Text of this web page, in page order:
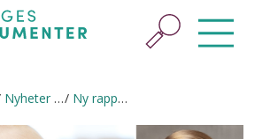
Nyheter och pressmeddelanden Ny rapport: Massor av skadliga kemikalier i vardagsprylarna